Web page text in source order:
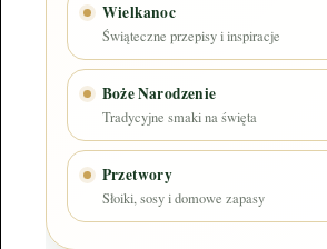
Wielkanoc
Świąteczne przepisy i inspiracje
Boże Narodzenie
Tradycyjne smaki na święta
Przetwory
Słoiki, sosy i domowe zapasy